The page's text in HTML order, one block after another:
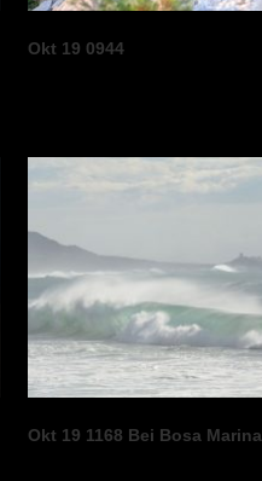
Okt 19 0944
Okt 19 1168 Bei Bosa Marina